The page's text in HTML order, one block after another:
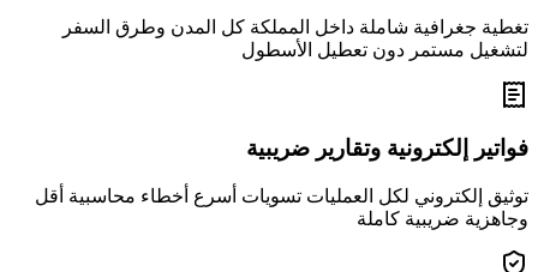
تغطية جغرافية شاملة داخل المملكة كل المدن وطرق السفر
لتشغيل مستمر دون تعطيل الأسطول
فواتير إلكترونية وتقارير ضريبية
توثيق إلكتروني لكل العمليات تسويات أسرع أخطاء محاسبية أقل
وجاهزية ضريبية كاملة